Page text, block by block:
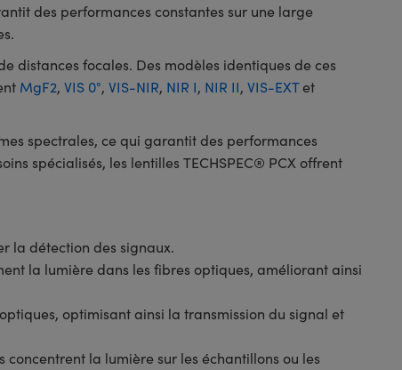
des performances constantes sur une large
distances focales. Des modèles identiques de ces
MgF2, VIS 0°, VIS-NIR, NIR I, NIR II, VIS-EXTet
spectrales, ce qui garantit des performances
spécialisés, les lentilles TECHSPEC® PCX offrent
la détection des signaux.
la lumière dans les fibres optiques, améliorant ainsi
optimisant ainsi la transmission du signal et
concentrent la lumière sur les échantillons ou les